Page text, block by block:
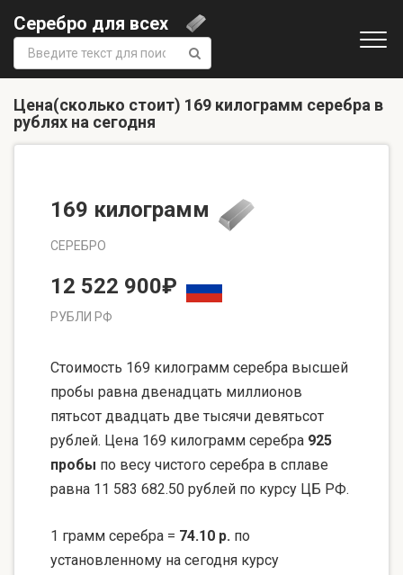
Серебро для всех
Поиск:
Цена(сколько стоит) 169 килограмм серебра в
рублях на сегодня
169 килограмм
СЕРЕБРО
12 522 900₽
РУБЛИ РФ
Стоимость 169 килограмм серебра высшей
пробы равна двенадцать миллионов
пятьсот двадцать две тысячи девятьсот
рублей. Цена 169 килограмм серебра 925
пробы по весу чистого серебра в сплаве
равна 11 583 682.50 рублей по курсу ЦБ РФ.
1 грамм серебра = 74.10 р. по
установленному на сегодня курсу